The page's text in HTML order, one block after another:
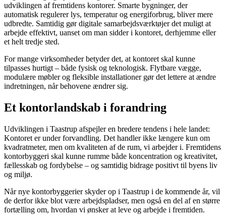
udviklingen af fremtidens kontorer. Smarte bygninger, der
automatisk regulerer lys, temperatur og energiforbrug, bliver mere
udbredte. Samtidig gør digitale samarbejdsværktøjer det muligt at
arbejde effektivt, uanset om man sidder i kontoret, derhjemme eller
et helt tredje sted.
For mange virksomheder betyder det, at kontoret skal kunne
tilpasses hurtigt – både fysisk og teknologisk. Flytbare vægge,
modulære møbler og fleksible installationer gør det lettere at ændre
indretningen, når behovene ændrer sig.
Et kontorlandskab i forandring
Udviklingen i Taastrup afspejler en bredere tendens i hele landet:
Kontoret er under forvandling. Det handler ikke længere kun om
kvadratmeter, men om kvaliteten af de rum, vi arbejder i. Fremtidens
kontorbyggeri skal kunne rumme både koncentration og kreativitet,
fællesskab og fordybelse – og samtidig bidrage positivt til byens liv
og miljø.
Når nye kontorbyggerier skyder op i Taastrup i de kommende år, vil
de derfor ikke blot være arbejdspladser, men også en del af en større
fortælling om, hvordan vi ønsker at leve og arbejde i fremtiden.